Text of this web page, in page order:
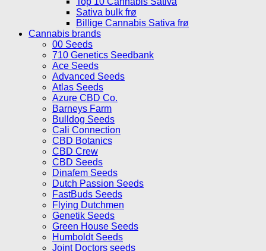
Sativa bulk frø
Billige Cannabis Sativa frø
Cannabis brands
00 Seeds
710 Genetics Seedbank
Ace Seeds
Advanced Seeds
Atlas Seeds
Azure CBD Co.
Barneys Farm
Bulldog Seeds
Cali Connection
CBD Botanics
CBD Crew
CBD Seeds
Dinafem Seeds
Dutch Passion Seeds
FastBuds Seeds
Flying Dutchmen
Genetik Seeds
Green House Seeds
Humboldt Seeds
Joint Doctors seeds